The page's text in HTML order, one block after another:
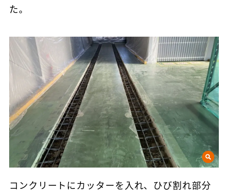
た。
コンクリートにカッターを入れ、ひび割れ部分